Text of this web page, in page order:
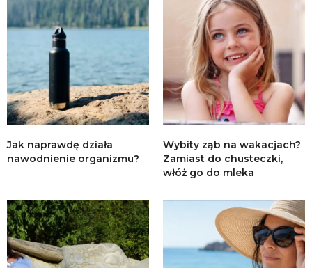
Jak naprawdę działa
nawodnienie organizmu?
Wybity ząb na wakacjach?
Zamiast do chusteczki,
włóż go do mleka